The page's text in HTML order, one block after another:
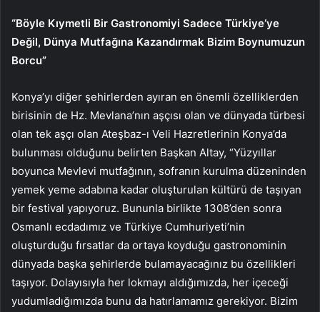
“Böyle Kıymetli Bir Gastronomiyi Sadece Türkiye‘ye
Değil, Dünya Mutfağına Kazandırmak Bizim Boynumuzun
Borcu”
Konya’yı diğer şehirlerden ayıran en önemli özelliklerden
birisinin de Hz. Mevlana’nın aşçısı olan ve dünyada türbesi
olan tek aşçı olan Ateşbaz-ı Veli Hazretlerinin Konya’da
bulunması olduğunu belirten Başkan Altay, “Yüzyıllar
boyunca Mevlevi mutfağının, sofranın kurulma düzeninden
yemek yeme adabına kadar oluşturulan kültürü de taşıyan
bir festival yapıyoruz. Bununla birlikte 1308’den sonra
Osmanlı ecdadımız ve Türkiye Cumhuriyeti’nin
oluşturduğu fırsatlar da ortaya koyduğu gastronominin
dünyada başka şehirlerde bulamayacağınız bu özellikleri
taşıyor. Dolayısıyla her lokmayı aldığımızda, her içeceği
yudumladığımızda bunu da hatırlamamız gerekiyor. Bizim